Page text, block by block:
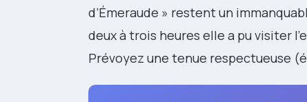
d’Émeraude » restent un
deux à trois heures elle a pu visiter
Prévoyez une tenue respectueuse